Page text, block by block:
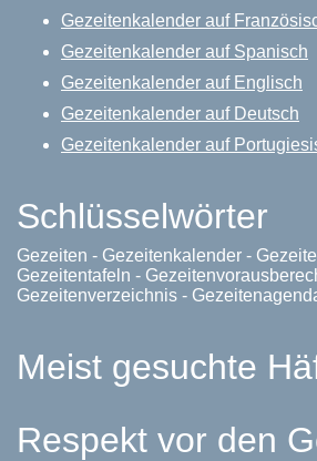
Gezeitenkalender auf
Gezeitenkalender auf Spanisch
Gezeitenkalender auf Englisch
Gezeitenkalender auf Deutsch
Gezeitenkalender auf
Schlüsselwörter
Gezeiten - Gezeitenkalender -
Gezeitentafeln -
Gezeitenverzeichnis -
Meist gesuchte
Respekt vor den